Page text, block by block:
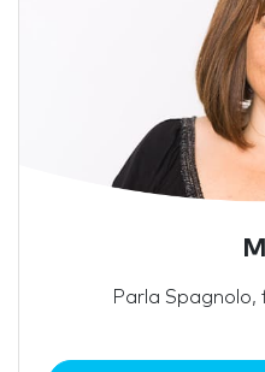
Parla Spagnolo,